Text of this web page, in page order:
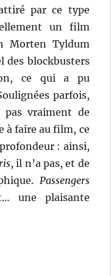
par ce type
un film
Morten Tyldum
des blockbusters
ce qui a pu
parfois,
pas vraiment de
à faire au film, ce
: ainsi,
, il n’a pas, et de
Passengers
une plaisante